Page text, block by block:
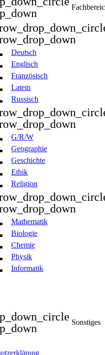
Deutsch
Englisch
Französisch
Latein
Russisch
G/R/W
Geographie
Geschichte
Ethik
Religion
Mathematik
Biologie
Chemie
Physik
Informatik
Sonstiges